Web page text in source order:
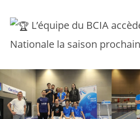
L’équipe du BCIA
Nationale la saison